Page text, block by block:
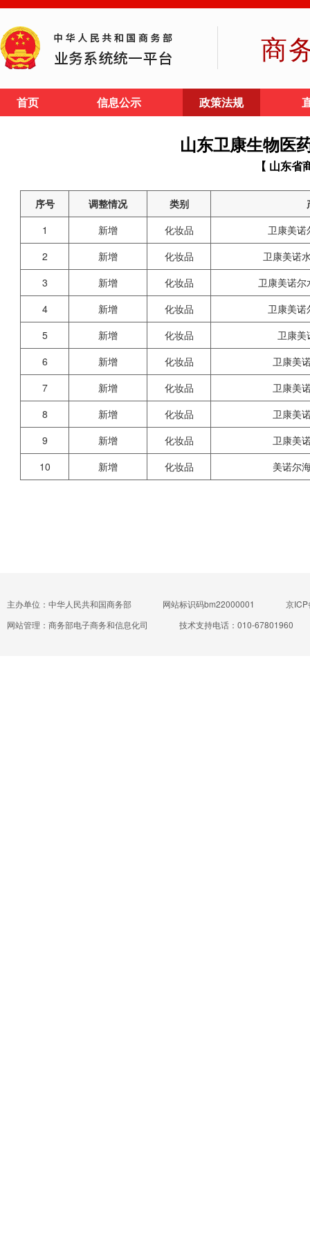
商
首页 信息公示 政策法规
山东卫康生物医
【 山东省
序号 调整情况 类别
1
新增 化妆品
卫康美诺
2
新增 化妆品
卫康美诺
3
新增 化妆品
卫康美诺尔
4
新增 化妆品
卫康美诺
5
新增 化妆品
卫康美
6
新增 化妆品
卫康美
7
新增 化妆品
卫康美
8
新增 化妆品
卫康美
9
新增 化妆品
卫康美
10
新增 化妆品 美诺尔
主办单位：中华人民共和国商务部 网站标识码bm22000001
京
网站管理：商务部电子商务和信息化司
技术支持电话：010-67801960